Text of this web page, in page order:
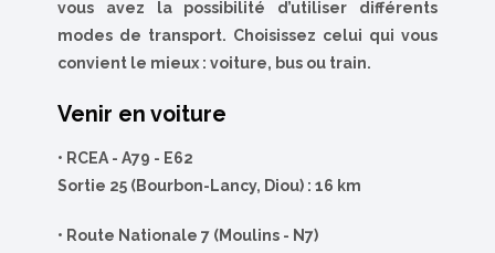
vous avez la possibilité d’utiliser différents
modes de transport. Choisissez celui qui vous
convient le mieux : voiture, bus ou train.
Venir en voiture
• RCEA - A79 - E62
Sortie 25 (Bourbon-Lancy, Diou) : 16 km
• Route Nationale 7 (Moulins - N7)